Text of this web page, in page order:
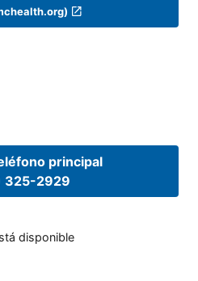
principal
325-2929
disponible